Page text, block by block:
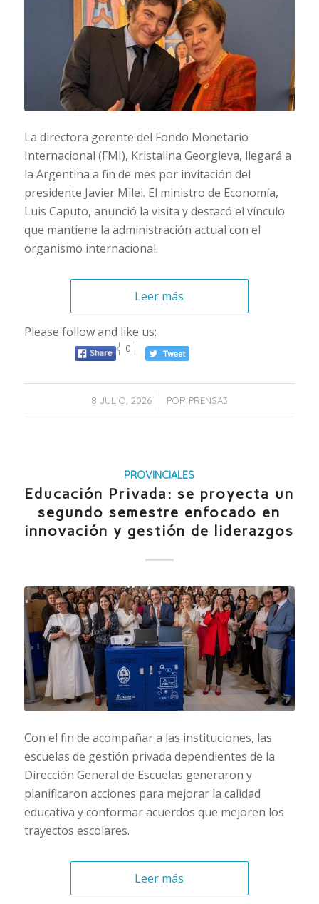
La directora gerente del Fondo Monetario
Internacional (FMI), Kristalina Georgieva, llegará a
la Argentina a fin de mes por invitación del
presidente Javier Milei. El ministro de Economía,
Luis Caputo, anunció la visita y destacó el vínculo
que mantiene la administración actual con el
organismo internacional.
Leer más
Please follow and like us:
0
8 JULIO, 2026
/ POR PRENSA3
PROVINCIALES
Educación Privada: se proyecta un
segundo semestre enfocado en
innovación y gestión de liderazgos
Con el fin de acompañar a las instituciones, las
escuelas de gestión privada dependientes de la
Dirección General de Escuelas generaron y
planificaron acciones para mejorar la calidad
educativa y conformar acuerdos que mejoren los
trayectos escolares.
Leer más